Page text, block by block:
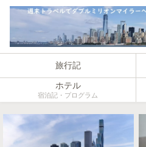
旅行記
ホテル
宿泊記・プログラム